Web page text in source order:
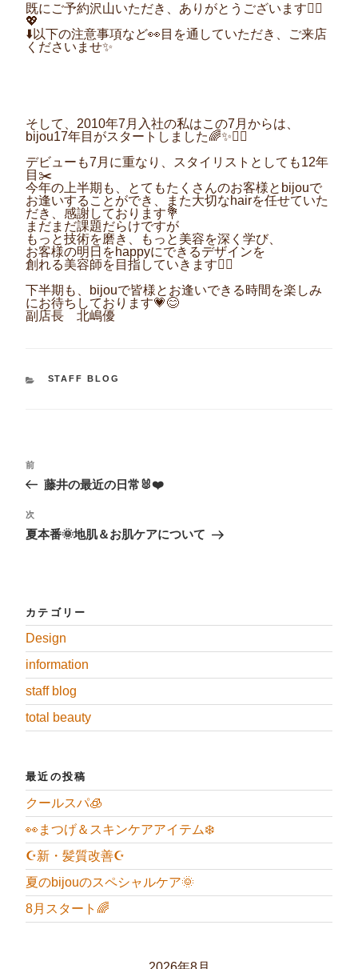
既にご予約沢山いただき、ありがとうございます🙇‍♀️
💖
⬇️以下の注意事項など👀目を通していただき、ご来店
くださいませ✨
そして、2010年7月入社の私はこの7月からは、
bijou17年目がスタートしました🌈✨💇‍♀️
デビューも7月に重なり、スタイリストとしても12年
目✂️
今年の上半期も、とてもたくさんのお客様とbijouで
お逢いすることができ、また大切なhairを任せていた
だき、感謝しております💐
まだまだ課題だらけですが
もっと技術を磨き、もっと美容を深く学び、
お客様の明日をhappyにできるデザインを
創れる美容師を目指していきます💇‍♀️
下半期も、
bijouで皆様とお逢いできる時間を楽しみ
にお待ちしております💗😊
副店長 北嶋優
カ
STAFF BLOG
稿
ナ
ビ
ゲ
ー
過
去
の
稿
前
藤井の最近の日常🐰❤️
次
の
投
次
夏本番🌞地肌＆お肌ケアについて
カテゴリー
Design
information
staff blog
total beauty
最近の投稿
クールスパ🧊
👀まつげ＆スキンケアアイテム❄️
☪️新・髪質改善☪️
夏のbijouのスペシャルケア🌞
8月スタート🌈